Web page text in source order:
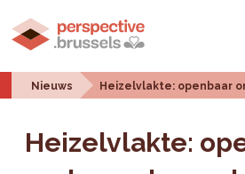
Nieuws Heizelvlakte: openbaar
Heizelvlakte: